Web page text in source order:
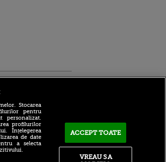
Mihalcea, discurs
înainte de UTA -
Stocarea
pentru
personalizat.
profilurilor
Înțelegerea
de date
a selecta
ACCEPT TOATE
VREAU SA